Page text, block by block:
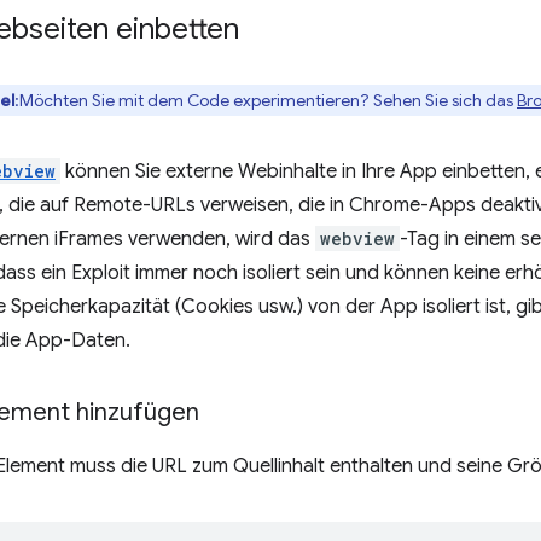
einbetten
:Möchten Sie mit dem Code experimentieren? Sehen Sie sich das
können Sie externe Webinhalte in Ihre App einbetten,
die auf Remote-URLs verweisen, die in Chrome-Apps
iFrames verwenden, wird das webview -Tag in einem
ein Exploit immer noch isoliert sein und können keine
Speicherkapazität (Cookies usw.) von der App isoliert ist,
App-Daten.
hinzufügen
muss die URL zum Quellinhalt enthalten und seine